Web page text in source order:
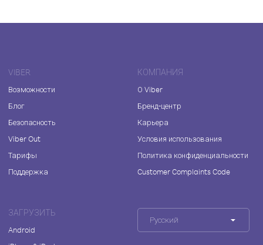
VIBER
Возможности
Блог
Безопасность
Viber Out
Тарифы
Поддержка
КОМПАНИЯ
О Viber
Бренд-центр
Карьера
Условия использования
Политика конфиденциальности
Customer Complaints Code
ЗАГРУЗИТЬ
Android
Русский